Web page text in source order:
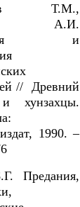
Т.М.,
А.И.
и
// Древний
хунзахцы.
1990. –
Предания,